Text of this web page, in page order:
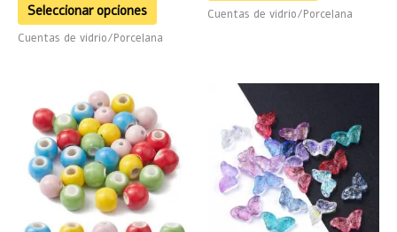
Seleccionar opciones
de
Cuentas de vidrio/Porcelana
Cuentas de vidrio/Porcelana